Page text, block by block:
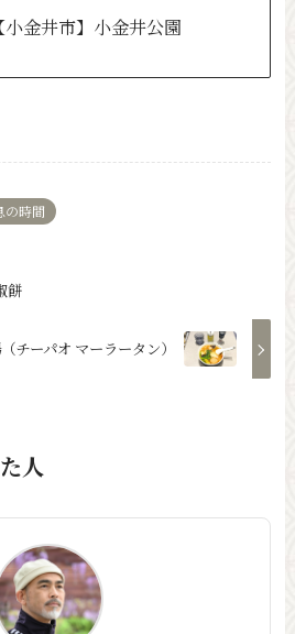
【小金井市】小金井公園
の時間
餅
チーパオ マーラータン）
人